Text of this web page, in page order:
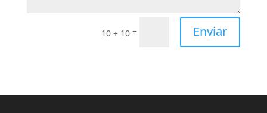
10 + 10 = Enviar